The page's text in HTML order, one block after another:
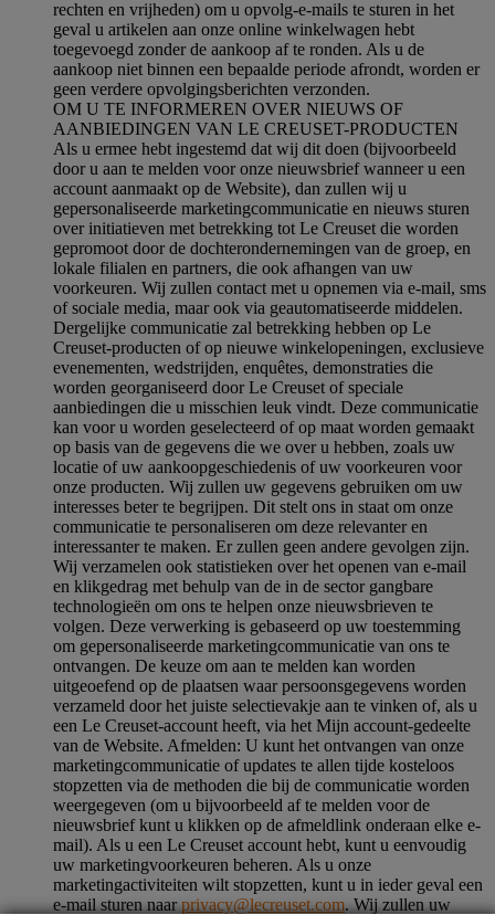
rechten en vrijheden) om u opvolg-e-mails te sturen in het
geval u artikelen aan onze online winkelwagen hebt
toegevoegd zonder de aankoop af te ronden. Als u de
aankoop niet binnen een bepaalde periode afrondt, worden er
geen verdere opvolgingsberichten verzonden.
OM U TE INFORMEREN OVER NIEUWS OF
AANBIEDINGEN VAN LE CREUSET-PRODUCTEN
Als u ermee hebt ingestemd dat wij dit doen (bijvoorbeeld
door u aan te melden voor onze nieuwsbrief wanneer u een
account aanmaakt op de Website), dan zullen wij u
gepersonaliseerde marketingcommunicatie en nieuws sturen
over initiatieven met betrekking tot Le Creuset die worden
gepromoot door de dochterondernemingen van de groep, en
lokale filialen en partners, die ook afhangen van uw
voorkeuren. Wij zullen contact met u opnemen via e-mail, sms
of sociale media, maar ook via geautomatiseerde middelen.
Dergelijke communicatie zal betrekking hebben op Le
Creuset-producten of op nieuwe winkelopeningen, exclusieve
evenementen, wedstrijden, enquêtes, demonstraties die
worden georganiseerd door Le Creuset of speciale
aanbiedingen die u misschien leuk vindt. Deze communicatie
kan voor u worden geselecteerd of op maat worden gemaakt
op basis van de gegevens die we over u hebben, zoals uw
locatie of uw aankoopgeschiedenis of uw voorkeuren voor
onze producten. Wij zullen uw gegevens gebruiken om uw
interesses beter te begrijpen. Dit stelt ons in staat om onze
communicatie te personaliseren om deze relevanter en
interessanter te maken. Er zullen geen andere gevolgen zijn.
Wij verzamelen ook statistieken over het openen van e-mail
en klikgedrag met behulp van de in de sector gangbare
technologieën om ons te helpen onze nieuwsbrieven te
volgen. Deze verwerking is gebaseerd op uw toestemming
om gepersonaliseerde marketingcommunicatie van ons te
ontvangen. De keuze om aan te melden kan worden
uitgeoefend op de plaatsen waar persoonsgegevens worden
verzameld door het juiste selectievakje aan te vinken of, als u
een Le Creuset-account heeft, via het Mijn account-gedeelte
van de Website. Afmelden: U kunt het ontvangen van onze
marketingcommunicatie of updates te allen tijde kosteloos
stopzetten via de methoden die bij de communicatie worden
weergegeven (om u bijvoorbeeld af te melden voor de
nieuwsbrief kunt u klikken op de afmeldlink onderaan elke e-
mail). Als u een Le Creuset account hebt, kunt u eenvoudig
uw marketingvoorkeuren beheren. Als u onze
marketingactiviteiten wilt stopzetten, kunt u in ieder geval een
e-mail sturen naarprivacy@lecreuset.com. Wij zullen uw